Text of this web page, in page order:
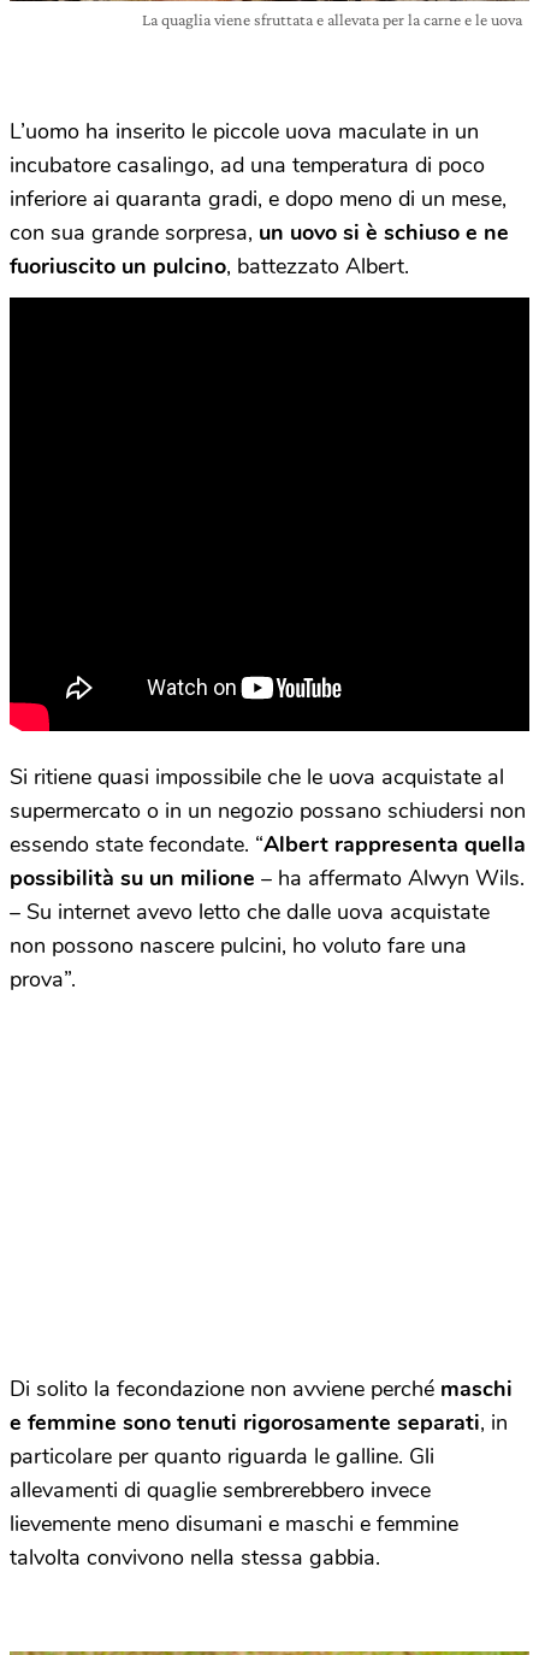
La quaglia viene sfruttata e allevata per la carne e le uova
L’uomo ha inserito le piccole uova maculate in un
incubatore casalingo, ad una temperatura di poco
inferiore ai quaranta gradi, e dopo meno di un mese,
con sua grande sorpresa, un uovo si è schiuso e ne
fuoriuscito un pulcino, battezzato Albert.
Si ritiene quasi impossibile che le uova acquistate al
supermercato o in un negozio possano schiudersi non
essendo state fecondate. “Albert rappresenta quella
possibilità su un milione – ha affermato Alwyn Wils.
– Su internet avevo letto che dalle uova acquistate
non possono nascere pulcini, ho voluto fare una
prova”.
Di solito la fecondazione non avviene perché maschi
e femmine sono tenuti rigorosamente separati, in
particolare per quanto riguarda le galline. Gli
allevamenti di quaglie sembrerebbero invece
lievemente meno disumani e maschi e femmine
talvolta convivono nella stessa gabbia.